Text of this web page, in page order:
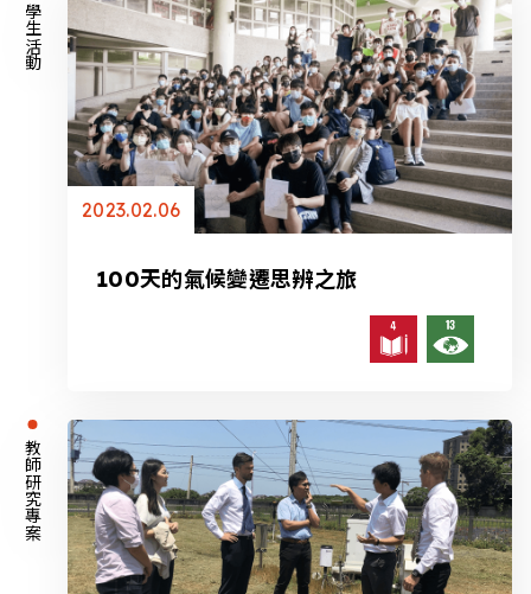
學生活動
2023.02.06
100天的氣候變遷思辨之旅
教師研究專案